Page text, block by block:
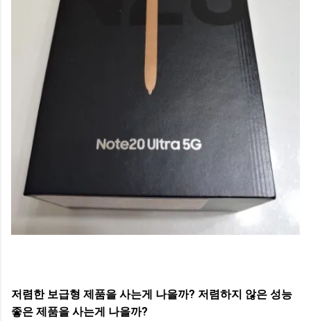
저렴한 보급형 제품을 사는게 나을까? 저렴하지 않은 성능
좋은 제품을 사는게 나을까?